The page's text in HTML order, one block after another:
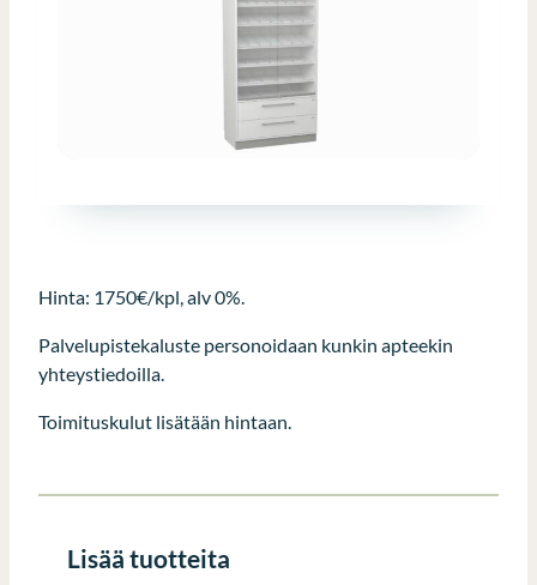
Hinta: 1750€/kpl, alv 0%.
Palvelupistekaluste personoidaan kunkin apteekin
yhteystiedoilla.
Toimituskulut lisätään hintaan.
Lisää tuotteita